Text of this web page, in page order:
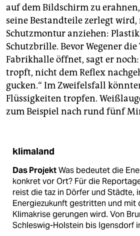
auf dem Bildschirm zu
seine Bestandteile zerlegt wird,
Schutzmontur anziehen:
Schutzbrille. Bevor Wegener
Fabrikhalle öffnet, sagt er noch:
tropft, nicht dem Reflex
gucken.“ Im Zweifelsfall
Flüssigkeiten tropfen.
zum Beispiel nach rund fünf
klimaland
Das ProjektWas bedeutet die
konkret vor Ort? Für die
reist die taz in Dörfer und Städte,
Energiezukunft gestritten und mit
Klimakrise gerungen wird. Von
Schleswig-Holstein bis Igensdorf